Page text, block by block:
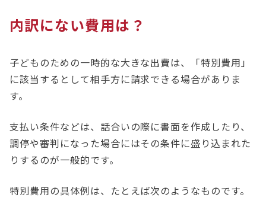
内訳にない費用は？
子どものための一時的な大きな出費は、「特別費用」
に該当するとして相手方に請求できる場合がありま
す。
支払い条件などは、話合いの際に書面を作成したり、
調停や審判になった場合にはその条件に盛り込まれた
りするのが一般的です。
特別費用の具体例は、たとえば次のようなものです。